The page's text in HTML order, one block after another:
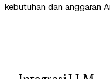
kebutuhan dan anggaran